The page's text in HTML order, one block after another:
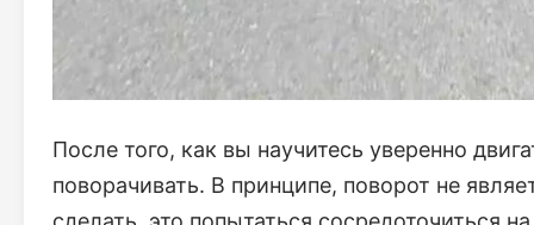
После того, как вы научитесь уверенно
поворачивать. В принципе, поворот не